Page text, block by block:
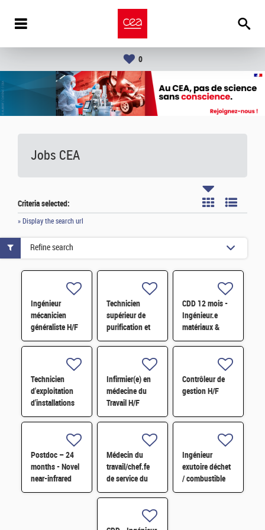
0
Jobs CEA
Criteria selected:
» Display the search url
Ingénieur
mécanicien
généraliste H/F
Technicien
supérieur de
purification et
fabrication en
CDD 12 mois -
Ingénieur.e
matériaux &
soudage H/F
Technicien
d'exploitation
d'installations
H/F
Infirmier(e) en
médecine du
Travail H/F
Contrôleur de
gestion H/F
Postdoc – 24
months - Novel
near-infrared
imaging
Médecin du
travail/chef.fe
de service du
SPST H/F
Ingénieur
exutoire déchet
/ combustible
H/F
Refine search